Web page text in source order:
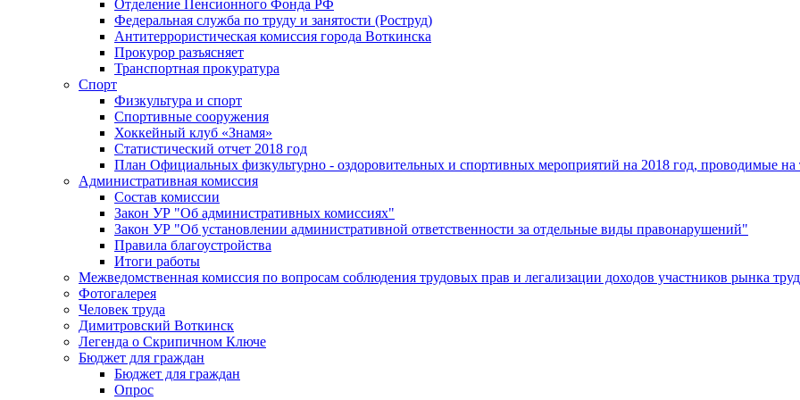
Отделение Пенсионного Фонда РФ
Федеральная служба по труду и занятости (Роструд)
Антитеррористическая комиссия города Воткинска
Прокурор разъясняет
Транспортная прокуратура
Спорт
Физкультура и спорт
Спортивные сооружения
Хоккейный клуб «Знамя»
Статистический отчет 2018 год
План Официальных физкультурно - оздоровительных и спортивных мероприятий на 2018 год, проводимые
Административная комиссия
Состав комиссии
Закон УР "Об административных комиссиях"
Закон УР "Об установлении административной ответственности за отдельные виды правонарушений"
Правила благоустройства
Итоги работы
Межведомственная комиссия по вопросам соблюдения трудовых прав и легализации доходов участников рынка
Фотогалерея
Человек труда
Димитровский Воткинск
Легенда о Скрипичном Ключе
Бюджет для граждан
Бюджет для граждан
Опрос